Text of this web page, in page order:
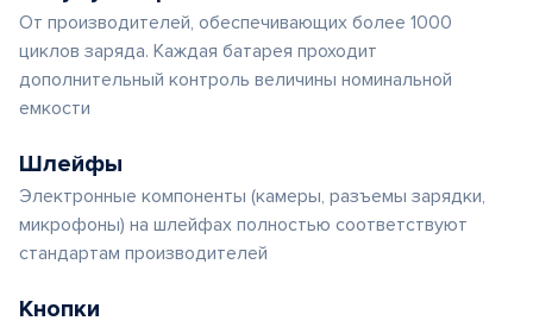
От производителей, обеспечивающих более 1000
циклов заряда. Каждая батарея проходит
дополнительный контроль величины номинальной
емкости
Шлейфы
Электронные компоненты (камеры, разъемы зарядки,
микрофоны) на шлейфах полностью соответствуют
стандартам производителей
Кнопки